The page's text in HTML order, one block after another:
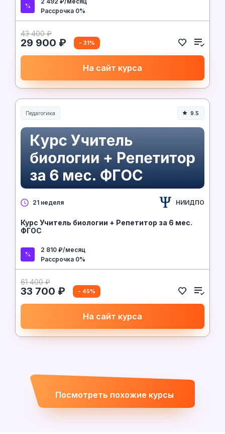
Рассрочка 0%
43 400 ₽
29 900 ₽ - 31%
На сайт курса
Педагогика
Образование и педагогика
9.5
21 неделя НИИДПО
Курс Учитель биологии + Репетитор за 6 мес.
ФГОС
2 810 ₽/месяц
Рассрочка 0%
61 400 ₽
33 700 ₽ - 45%
На сайт курса
Посмотреть похожие курсы